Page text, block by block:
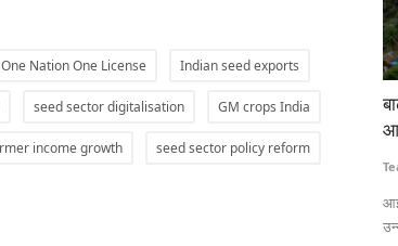
One Nation One License Indian seed exports
seed sector digitalisation GM crops India
income growth seed sector policy reform
की गहराई और जलभराव का सटीक अनुमान लगाएगी